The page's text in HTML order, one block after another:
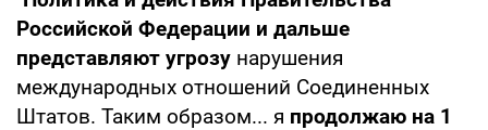
Российской Федерации и дальше
представляют угрозу нарушения
международных отношений Соединенных
Штатов. Таким образом... я продолжаю на 1